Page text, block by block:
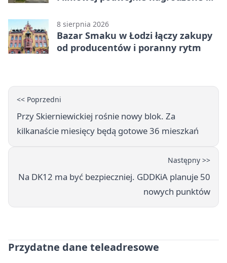
8 sierpnia 2026
Bazar Smaku w Łodzi łączy zakupy
od producentów i poranny rytm
<< Poprzedni
Przy Skierniewickiej rośnie nowy blok. Za
kilkanaście miesięcy będą gotowe 36 mieszkań
Następny >>
Na DK12 ma być bezpieczniej. GDDKiA planuje 50
nowych punktów
Przydatne dane teleadresowe